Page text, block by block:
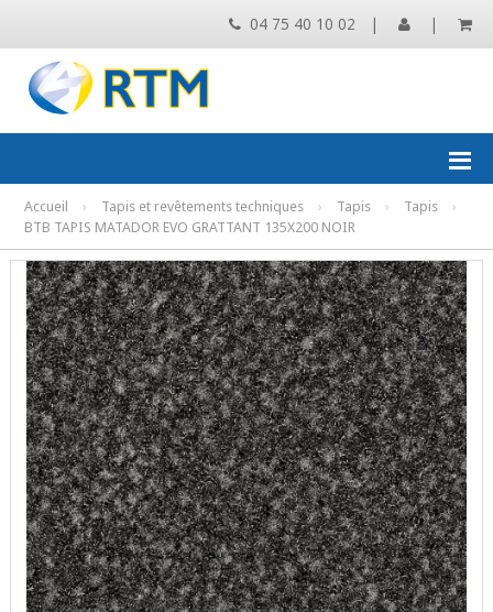
04 75 40 10 02 | |
Accueil › Tapis et revêtements techniques › Tapis › Tapis
›
BTB TAPIS MATADOR EVO GRATTANT 135X200 NOIR